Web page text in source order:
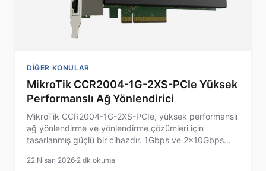
DIĞER KONULAR
MikroTik CCR2004-1G-2XS-PCIe Yüksek
Performanslı Ağ Yönlendirici
MikroTik CCR2004-1G-2XS-PCIe, yüksek performanslı
ağ yönlendirme ve yönlendirme çözümleri için
tasarlanmış güçlü bir cihazdır. 1Gbps ve 2x10Gbps
22 Nisan 2026·2 dk okuma